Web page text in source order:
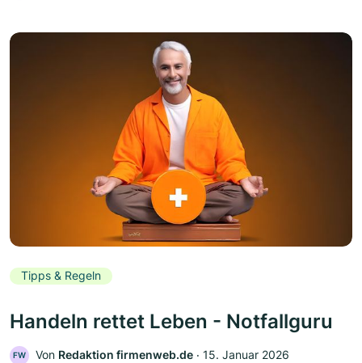
Tipps & Regeln
Handeln rettet Leben - Notfallguru
FW Von Redaktion firmenweb.de ‧ 15. Januar 2026